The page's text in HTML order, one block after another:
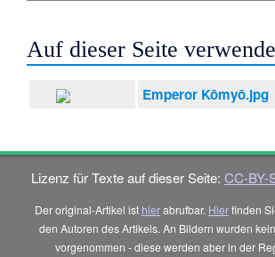
Auf dieser Seite
Emperor Kōmyō.jpg
Lizenz für Texte auf dieser Seite: CC-BY-
Der original-Artikel ist hierabrufbar. Hierfinden
den Autoren des Artikels. An Bildern wurden
vorgenommen - diese werden aber in der